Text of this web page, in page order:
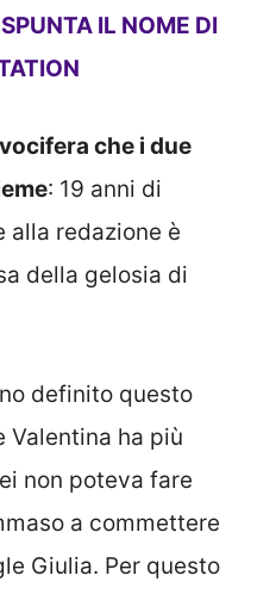
IL NOME DI
che i due
: 19 anni di
alla redazione è
della gelosia di
definito questo
Valentina ha più
non poteva fare
a commettere
Giulia. Per questo